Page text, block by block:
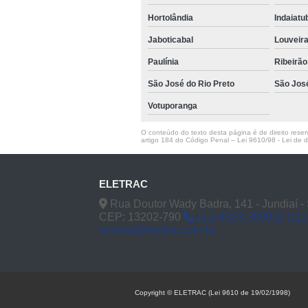
Hortolândia
Jaboticabal Louveira
Paulínia
São José do Rio Preto São
Votuporanga
O conteúdo do texto desta página é de direito
artigo 184 do Código Penal – Lei 9610/98 - Lei de
ELETRAC
Rua Doutor Wady Badra, 141 - Jundiaí -
CEP: 13202-790
(11) 4523-3890
(11)
vendas@eletrac.com.br
Copyright © ELETRAC (Lei 9610 de 19/02/1998)